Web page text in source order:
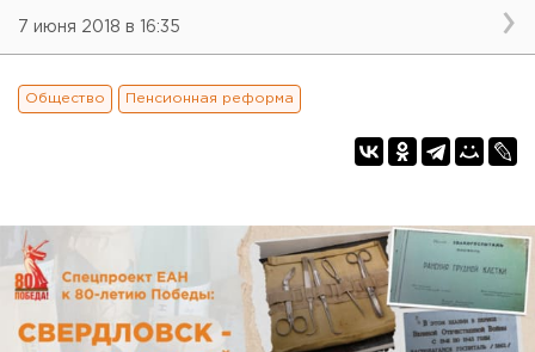
7 июня 2018 в 16:35
Общество Пенсионная реформа